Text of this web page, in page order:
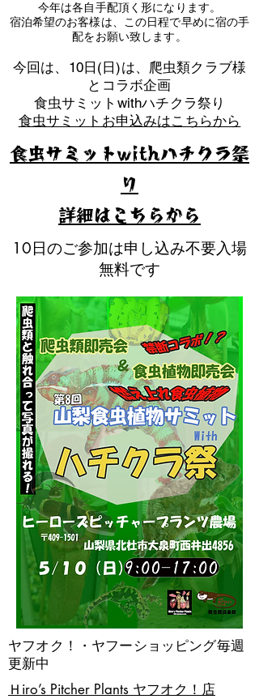
​Ｈiro’s Pitcher Plants ヤフオク！店
ヤフオク！・ヤフーショッピング毎週
更新中
今年は各自手配頂く形になります。
​宿泊希望のお客様は、この日程で早めに宿の手
配をお願い致します。
​今回は、10日(日)は、爬虫類クラブ様
とコラボ企画
​食虫サミットwithハチクラ祭り
食虫サミットお申込みはこちらから
10日のご参加は申し込み不要入場
無料です
食虫サミットwithハチクラ祭
り
​詳細はこちらから